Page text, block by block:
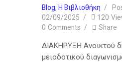
Blog, Η Βιβλιοθήκη
02/09/2025
120
0 Comments Share
ΔΙΑΚΗΡΥΞΗ Ανοικτού
μειοδοτικού